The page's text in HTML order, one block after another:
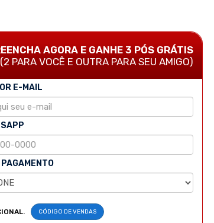
AGORA E GANHE 3 PÓS GRÁTIS
(2 PARA VOCÊ E OUTRA PARA SEU AMIGO)
E-MAIL
CÓDIGO DE VENDAS